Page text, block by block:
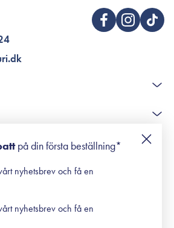
svar
på din första beställning*
nyhetsbrev och få en
nyhetsbrev och få en